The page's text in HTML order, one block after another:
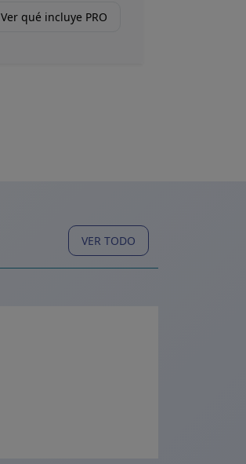
Ver qué incluye PRO
VER TODO